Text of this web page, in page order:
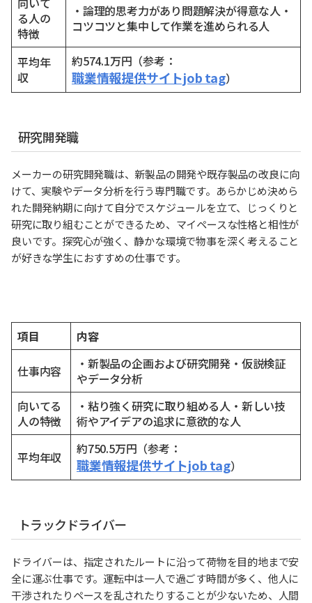
る人の
特徴
・論理的思考力があり問題解決が得意な人・
コツコツと集中して作業を進められる人
平均年
収
約574.1万円（参考：
職業情報提供サイトjob tag）
研究開発職
メーカーの研究開発職は、新製品の開発や既存製品の改良に向
けて、実験やデータ分析を行う専門職です。あらかじめ決めら
れた開発納期に向けて自分でスケジュールを立て、じっくりと
研究に取り組むことができるため、マイペースな性格と相性が
良いです。探究心が強く、静かな環境で物事を深く考えること
が好きな学生におすすめの仕事です。
項目 内容
仕事内容
・新製品の企画および研究開発・仮説検証
やデータ分析
向いてる
人の特徴
・粘り強く研究に取り組める人・新しい技
術やアイデアの追求に意欲的な人
平均年収
約750.5万円（参考：
職業情報提供サイトjob tag）
トラックドライバー
ドライバーは、指定されたルートに沿って荷物を目的地まで安
全に運ぶ仕事です。運転中は一人で過ごす時間が多く、他人に
干渉されたりペースを乱されたりすることが少ないため、人間